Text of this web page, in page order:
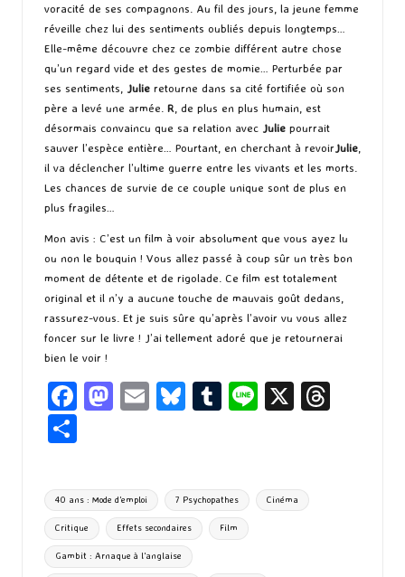
voracité de ses compagnons. Au fil des jours, la jeune femme
réveille chez lui des sentiments oubliés depuis longtemps…
Elle-même découvre chez ce zombie différent autre chose
qu’un regard vide et des gestes de momie… Perturbée par
ses sentiments, Julie retourne dans sa cité fortifiée où son
père a levé une armée. R, de plus en plus humain, est
désormais convaincu que sa relation avec Julie pourrait
sauver l’espèce entière… Pourtant, en cherchant à revoirJulie,
il va déclencher l’ultime guerre entre les vivants et les morts.
Les chances de survie de ce couple unique sont de plus en
plus fragiles…
Mon avis : C’est un film à voir absolument que vous ayez lu
ou non le bouquin ! Vous allez passé à coup sûr un très bon
moment de détente et de rigolade. Ce film est totalement
original et il n’y a aucune touche de mauvais goût dedans,
rassurez-vous. Et je suis sûre qu’après l’avoir vu vous allez
foncer sur le livre ! J’ai tellement adoré que je retournerai
bien le voir !
Fa
o
o
k
M
d
o
n
E
l
Bl
ky
T
bl
r
Li X
ta
g
er
Tags:
40 ans : Mode d'emploi 7 Psychopathes Cinéma
Critique Effets secondaires Film
Gambit : Arnaque à l'anglaise